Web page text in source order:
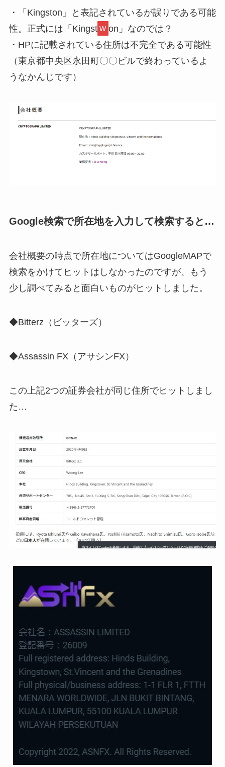
・「Kingston」と表記されているが誤りである可能
性。正式には「Kingst w on」なのでは？
・HPに記載されている住所は不完全である可能性
（東京都中央区永田町〇〇ビルで終わっているよ
うなかんじです）
Google検索で所在地を入力して検索すると…
会社概要の時点で所在地についてはGoogleMAPで
検索をかけてヒットはしなかったのですが、もう
少し調べてみると面白いものがヒットしました。
◆Bitterz（ビッターズ）
◆Assassin FX（アサシンFX）
この上記2つの証券会社が同じ住所でヒットしまし
た…